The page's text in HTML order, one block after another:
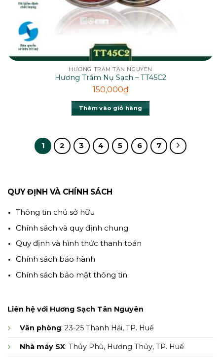
HƯƠNG TRẦM TÂN NGUYÊN
Hương Trầm Nụ Sạch – TT45C2
150,000₫
Thêm vào giỏ hàng
1 2 3 4 5 6 7
QUY ĐỊNH VÀ CHÍNH SÁCH
Thông tin chủ sở hữu
Chính sách và quy định chung
Quy định và hình thức thanh toán
Chính sách bảo hành
Chính sách bảo mật thông tin
Liên hệ với Hương Sạch Tân Nguyên
Văn phòng: 23-25 Thanh Hải, TP. Huế
Nhà máy SX: Thủy Phù, Hương Thủy, TP. Huế